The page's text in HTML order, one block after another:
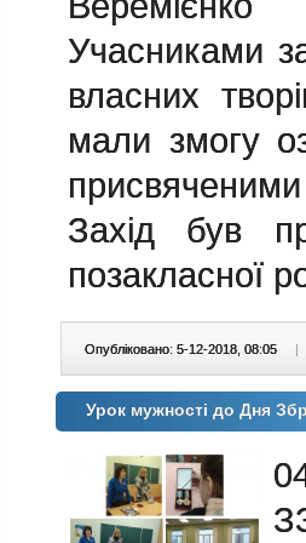
Учасниками
власних
мали змогу
Захід був
позакласної
Опубліковано: 5-12-2018, 08:05 |
Урок мужності до Дня